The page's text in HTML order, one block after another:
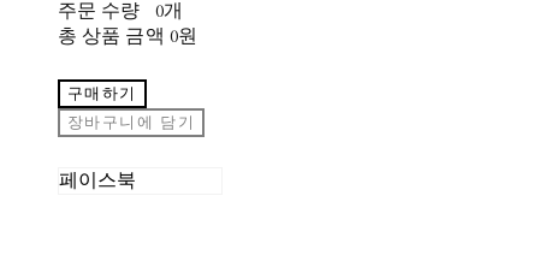
주문 수량
0개
총 상품 금액 0원
구매하기
장바구니에 담기
페이스북